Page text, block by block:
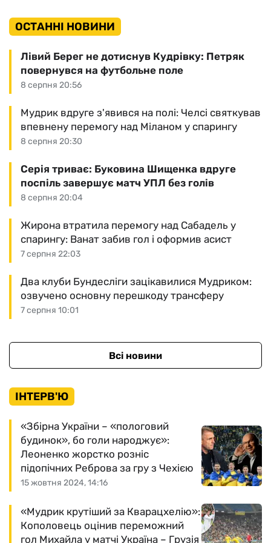
ОСТАННІ НОВИНИ
8 серпня 20:56
Лівий Берег не дотиснув Кудрівку: Петряк
повернувся на футбольне поле
8 серпня 20:30
Мудрик вдруге з'явився на полі: Челсі святкував
впевнену перемогу над Міланом у спарингу
8 серпня 20:04
Серія триває: Буковина Шищенка вдруге
поспіль завершує матч УПЛ без голів
7 серпня 22:03
Жирона втратила перемогу над Сабадель у
спарингу: Ванат забив гол і оформив асист
7 серпня 10:01
Два клуби Бундесліги зацікавилися Мудриком:
озвучено основну перешкоду трансферу
Всі новини
ІНТЕРВ'Ю
15 жовтня 2024, 14:16
«Збірна України – «пологовий
будинок», бо голи народжує»:
Леоненко жорстко розніс
підопічних Реброва за гру з Чехією
«Мудрик крутіший за Кварацхелію»:
Кополовець оцінив переможний
гол Михайла у матчі Україна – Грузія